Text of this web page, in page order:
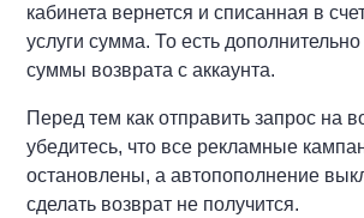
кабинета вернется и списанная в
услуги сумма. То есть
суммы возврата с аккаунта.
Перед тем как отправить запрос на
убедитесь, что все рекламные
остановлены, а автопополнение
сделать возврат не получится.